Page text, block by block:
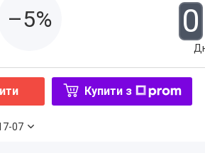
–5% 0
Купити з
07